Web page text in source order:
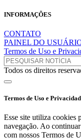
INFORMAÇÕES
CONTATO
PAINEL DO
Termos de Uso e
Todos os direitos
Termos de Uso e
Esse site utiliza cookies
navegação. Ao
com nossos Termos de